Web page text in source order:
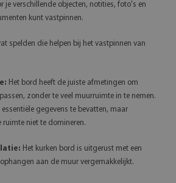
je verschillende objecten, notities, foto's en
kunt vastpinnen.
spelden die helpen bij het vastpinnen van
Het bord heeft de juiste afmetingen om
zonder te veel muurruimte in te nemen.
gegevens te bevatten, maar
niet te domineren.
Het kurken bord is uitgerust met een
aan de muur vergemakkelijkt.